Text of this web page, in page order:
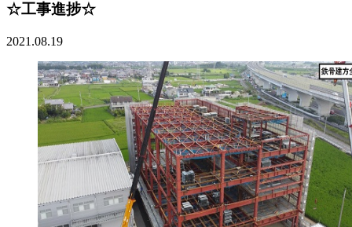
☆工事進捗☆
2021.08.19